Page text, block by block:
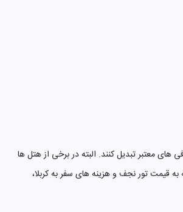
های معتبر تبدیل کنند. البته در برخی از هتل ها
به قیمت تور نجف و هزینه های سفر به کربلا،